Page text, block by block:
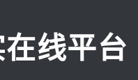
线平台